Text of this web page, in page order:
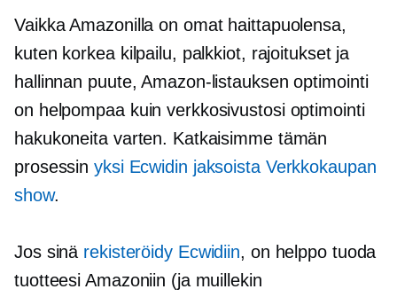
Vaikka Amazonilla on omat haittapuolensa,
kuten korkea kilpailu, palkkiot, rajoitukset ja
hallinnan puute, Amazon-listauksen optimointi
on helpompaa kuin verkkosivustosi optimointi
hakukoneita varten. Katkaisimme tämän
prosessinyksi Ecwidin jaksoista Verkkokaupan
show.
Jos sinä rekisteröidy Ecwidiin, on helppo tuoda
tuotteesi Amazoniin (ja muillekin